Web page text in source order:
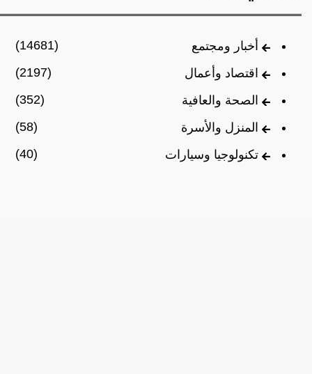
أخبار ومجتمع
(14681)
اقتصاد وأعمال
(2197)
الصحة والعافية
(352)
المنزل والأسرة
(58)
تكنولوجيا وسيارات
(40)